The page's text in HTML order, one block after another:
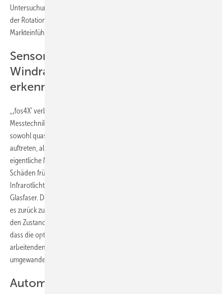
Untersuchungen vorangetrieben werden, die Blattstellung während
der Rotation zu regeln. Abhängig von den Testergebnissen ist die
Markteinführung nach derzeitigem Stand für Sommer 2012 geplant.
Sensoren helfen, Schäden an
Windrad-Rotorblättern frühzeitig zu
erkennen
„‚fos4X’ verbindet die Vorteile von herkömmlicher mit faseroptischer
Messtechnik“, sagt Hoffmann. Es sei eine Lösung gefunden worden,
sowohl quasi-statische Lasten, wie sie bei gleichbleibendem Wind
auftreten, als auch dynamische Lasten exakt zu messen. Das sei der
eigentliche Mehrwert. Außerdem sollen die Sensoren selbst winzige
Schäden frühzeitig erkennen. Die Funktionsweise: „fos4X“ sendet
Infrarotlicht vom in der Rotornabe sitzenden Messgerät in eine
Glasfaser. Der Sensor, ein sogenanntes Faser-Bragg-Gitter, reflektiert
es zurück zum Messgerät. „Diese Reflexion enthält Informationen über
den Zustand an der Messstelle“, sagt Hoffmann. Der Kniff dabei sei,
dass die optische Info – anders als bei ausschließlich optisch
arbeitenden Methoden – in ein analoges elektrisches Signal
umgewandelt werde.
Automatische